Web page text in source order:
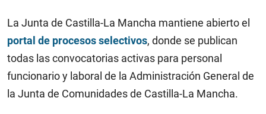
La Junta de Castilla-La Mancha mantiene abierto el
portal de procesos selectivos, donde se publican
todas las convocatorias activas para personal
funcionario y laboral de la Administración General de
la Junta de Comunidades de Castilla-La Mancha.